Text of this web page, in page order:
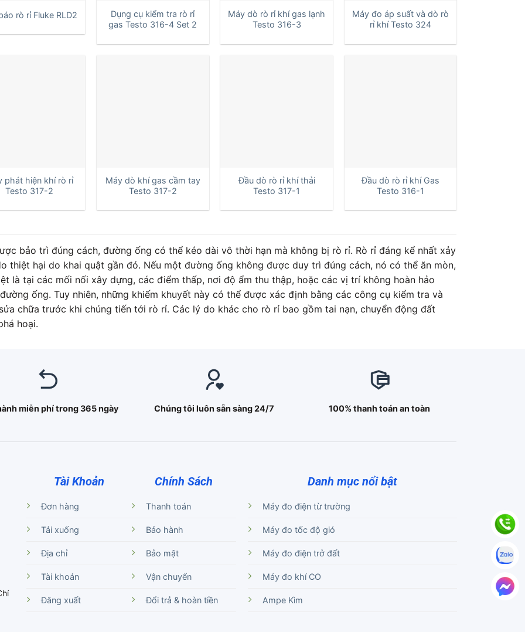
rò rỉ Fluke RLD2
Dụng cụ kiểm tra rò rỉ
gas Testo 316-4 Set 2
Máy dò rò rỉ khí gas lạnh
Testo 316-3
Máy đo áp suất và dò rò
rỉ khí Testo 324
phát hiện khí rò rỉ
Testo 317-2
Máy dò khí gas cầm tay
Testo 317-2
Đầu dò rò rỉ khí thải
Testo 317-1
Đầu dò rò rỉ khí Gas
Testo 316-1
bảo trì đúng cách, đường ống có thể kéo dài vô thời hạn mà không bị rò rỉ. Rò rỉ đáng kể nhất xảy
thiệt hại do khai quật gần đó. Nếu một đường ống không được duy trì đúng cách, nó có thể ăn mòn,
là tại các mối nối xây dựng, các điểm thấp, nơi độ ẩm thu thập, hoặc các vị trí không hoàn hảo
ống. Tuy nhiên, những khiếm khuyết này có thể được xác định bằng các công cụ kiểm tra và
chữa trước khi chúng tiến tới rò rỉ. Các lý do khác cho rò rỉ bao gồm tai nạn, chuyển động đất
hoại.
miễn phí trong 365 ngày Chúng tôi luôn sẵn sàng 24/7 100% thanh toán an toàn
Tài Khoản
Đơn hàng
Tải xuống
Địa chỉ
Tài khoản
Đăng xuất
Chính Sách
Thanh toán
Bảo hành
Bảo mật
Vận chuyển
Đổi trả & hoàn tiền
Danh mục nổi bật
Máy đo điện từ trường
Máy đo tốc độ gió
Máy đo điện trở đất
Máy đo khí CO
Ampe Kìm